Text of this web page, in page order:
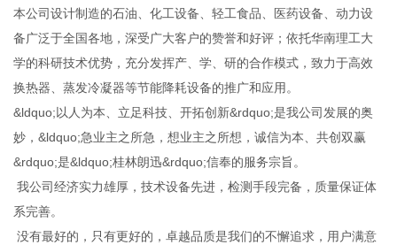
本公司设计制造的石油、化工设备、轻工食品、医药设备、动力设
备广泛于全国各地，深受广大客户的赞誉和好评；依托华南理工大
学的科研技术优势，充分发挥产、学、研的合作模式，致力于高效
换热器、蒸发冷凝器等节能降耗设备的推广和应用。
&ldquo;以人为本、立足科技、开拓创新&rdquo;是我公司发展的奥
妙，&ldquo;急业主之所急，想业主之所想，诚信为本、共创双赢
&rdquo;是&ldquo;桂林朗迅&rdquo;信奉的服务宗旨。
我公司经济实力雄厚，技术设备先进，检测手段完备，质量保证体
系完善。
没有最好的，只有更好的，卓越品质是我们的不懈追求，用户满意